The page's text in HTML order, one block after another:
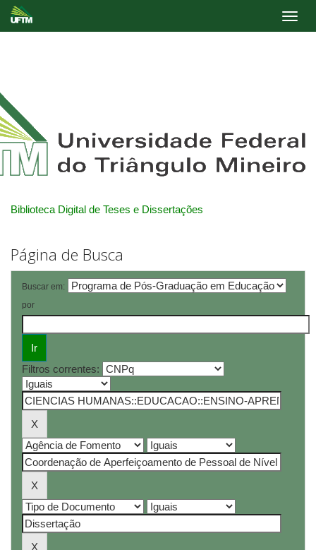
Biblioteca Digital de Teses e Dissertações
Página de Busca
Buscar em:
por
Filtros correntes: